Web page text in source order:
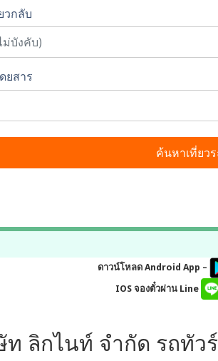
ดาวน์โหลด Android App –
IOS จองตั๋วผ่าน Line
ท ลิกไนท์ จำกัด รถทัว